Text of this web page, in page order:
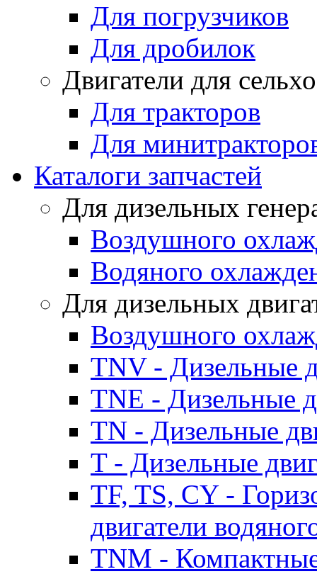
Для погрузчиков
Для дробилок
Двигатели для
Для тракторов
Для
Каталоги запчастей
Для дизельных
Воздушного
Водяного
Для дизельных
Воздушного
TNV - Дизельные
TNE - Дизельные
TN - Дизельные
T - Дизельные
TF, TS, CY -
двигатели
TNM -